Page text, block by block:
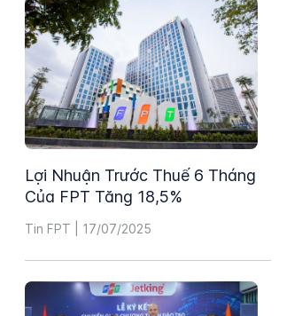
Lợi Nhuận Trước Thuế 6 Tháng
Của FPT Tăng 18,5%
Tin FPT | 17/07/2025